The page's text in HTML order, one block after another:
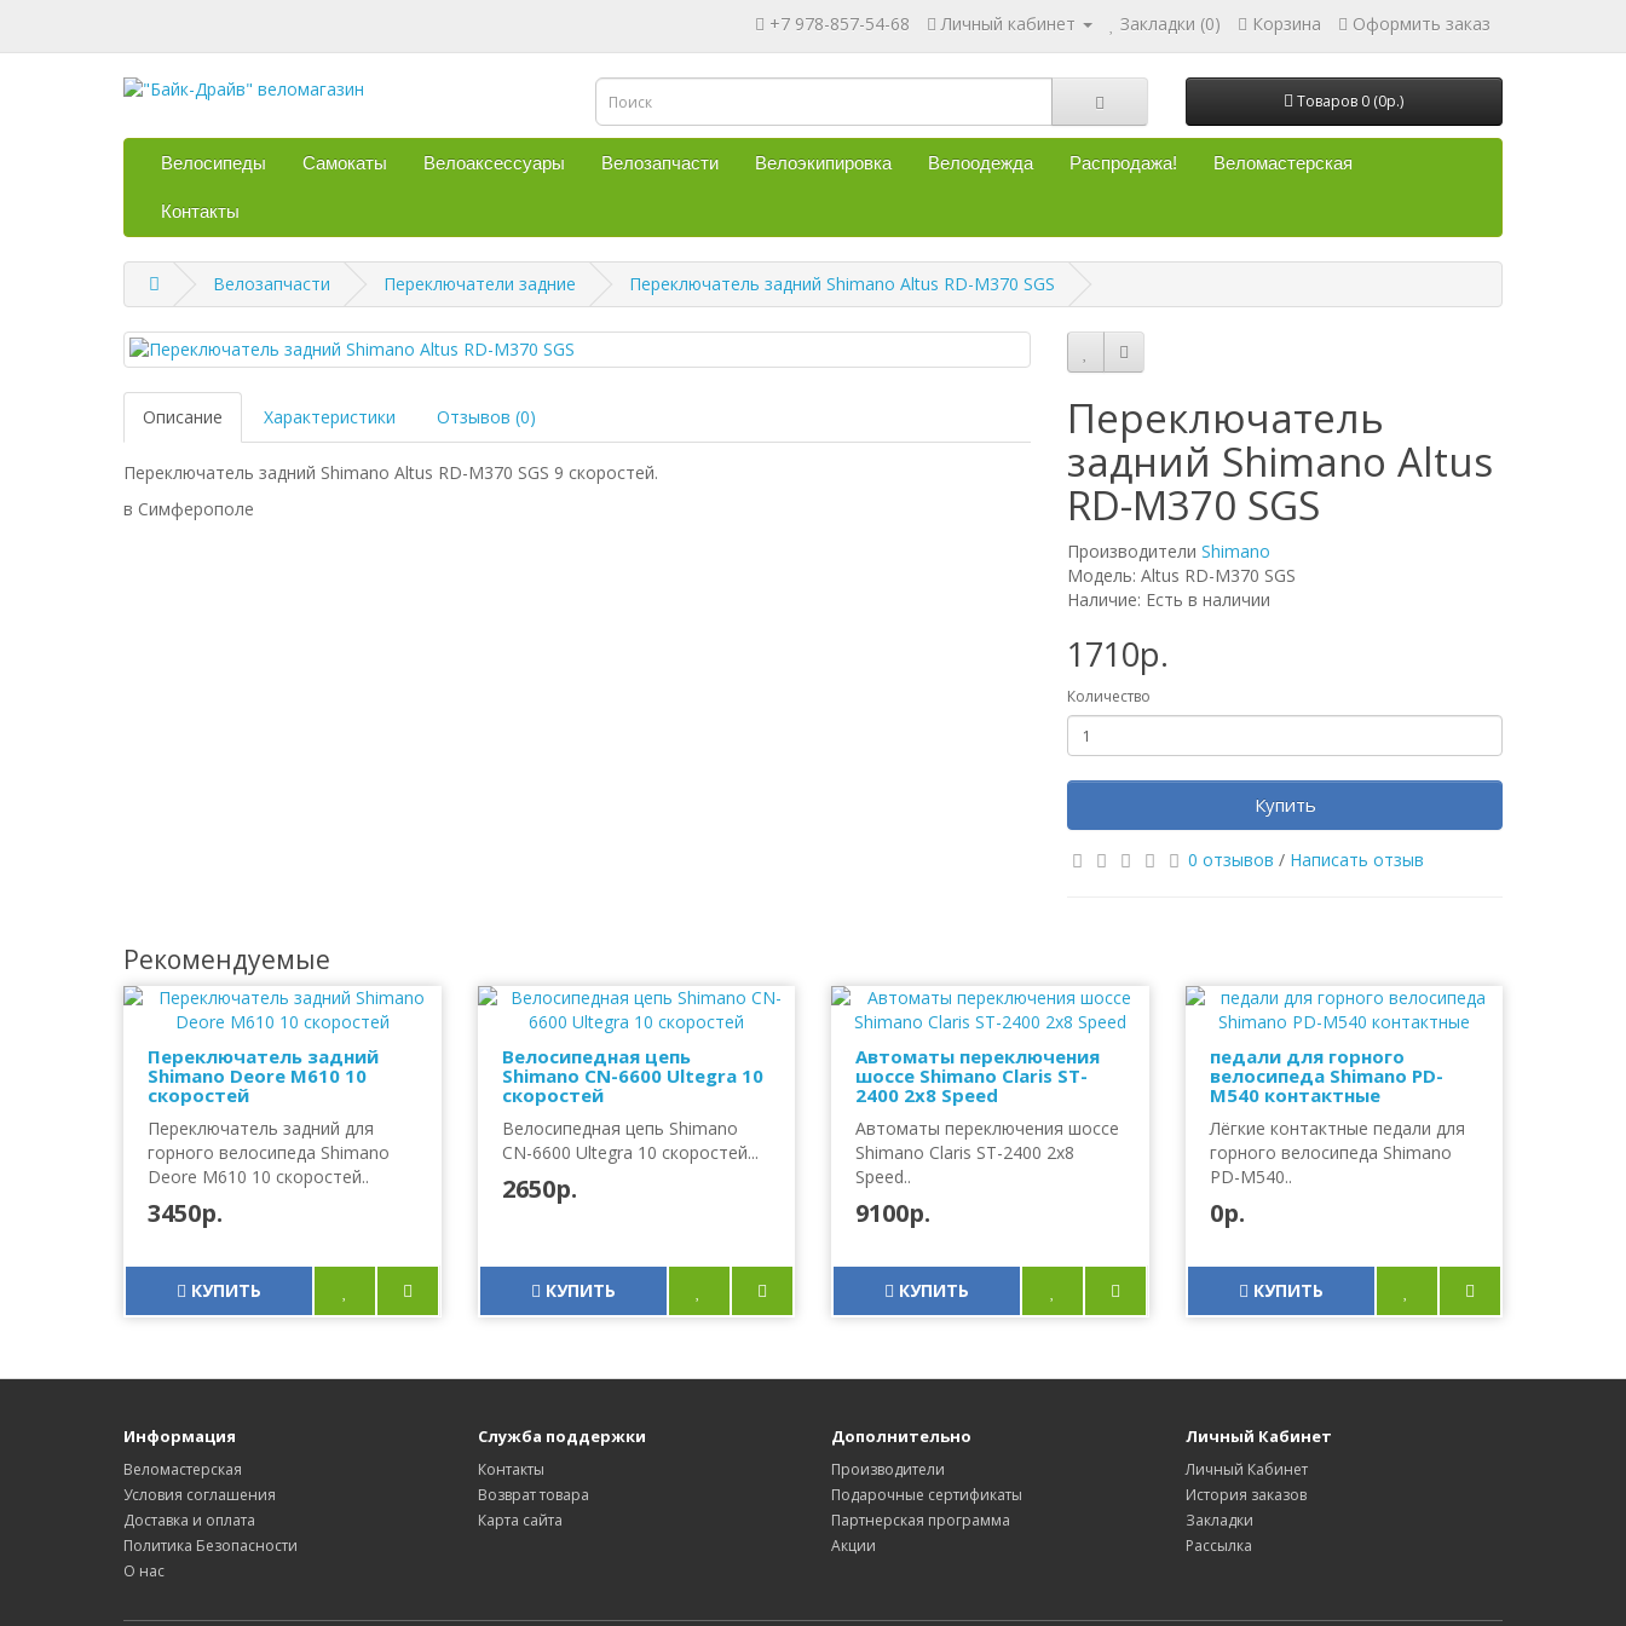
+7 978-857-54-68 Личный кабинет Закладки (0) Корзина Оформить заказ
Товаров 0 (0р.)
Велосипеды Самокаты Велоаксессуары Велозапчасти Велоэкипировка Велоодежда Распродажа! Веломастерская
Контакты
Велозапчасти Переключатели задние Переключатель задний Shimano Altus RD-M370 SGS
Описание Характеристики Отзывов (0)
Переключатель задний Shimano Altus RD-M370 SGS 9 скоростей.
в Симферополе
Переключатель
задний Shimano Altus
RD-M370 SGS
Производители Shimano
Модель: Altus RD-M370 SGS
Наличие: Есть в наличии
1710р.
Количество
Купить
0 отзывов / Написать отзыв
Рекомендуемые
Переключатель задний
Shimano Deore M610 10
скоростей
Переключатель задний для
горного велосипеда Shimano
Deore M610 10 скоростей..
3450р.
КУПИТЬ
Велосипедная цепь
Shimano CN-6600 Ultegra 10
скоростей
Велосипедная цепь Shimano
CN-6600 Ultegra 10 скоростей...
2650р.
КУПИТЬ
Автоматы переключения
шоссе Shimano Claris ST-
2400 2x8 Speed
Автоматы переключения шоссе
Shimano Claris ST-2400 2x8
Speed..
9100р.
КУПИТЬ
педали для горного
велосипеда Shimano PD-
M540 контактные
Лёгкие контактные педали для
горного велосипеда Shimano
PD-M540..
0р.
КУПИТЬ
Информация
Веломастерская
Условия соглашения
Доставка и оплата
Политика Безопасности
О нас
Служба поддержки
Контакты
Возврат товара
Карта сайта
Дополнительно
Производители
Подарочные сертификаты
Партнерская программа
Акции
Личный Кабинет
Личный Кабинет
История заказов
Закладки
Рассылка